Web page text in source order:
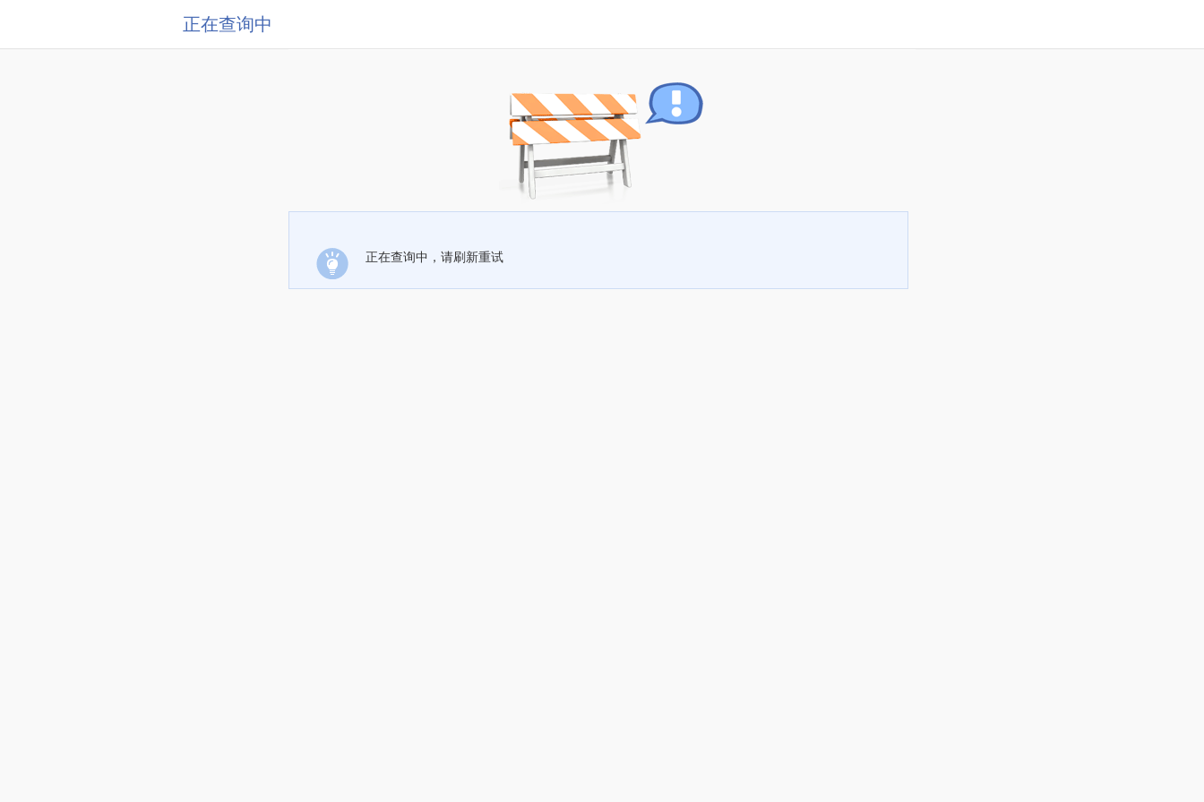
正在查询中
正在查询中，请刷新重试